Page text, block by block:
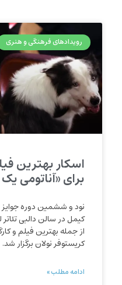
رویدادهای فرهنگی و هنری
اسکار بهترین
برای «آناتومی
نود و ششمین دوره جوایز
کیمل در سالن دالبی
از جمله بهترین فیلم و
کریستوفر نولان برگزار شد.
ادامه مطلب »